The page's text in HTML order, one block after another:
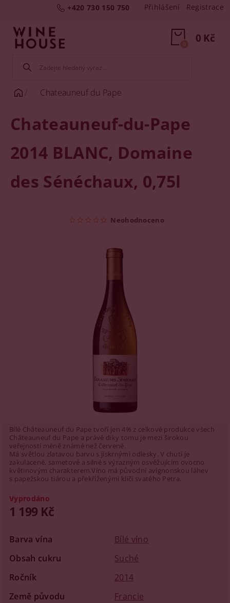
+420 730 150 750 Přihlášení Registrace
0 Kč
0
Chateauneuf du Pape
Chateauneuf-du-Pape
2014 BLANC, Domaine
des Sénéchaux, 0,75l
Neohodnoceno
Bílé Châteauneuf du Pape tvoří jen 4% z celkové produkce všech
Châteauneuf du Pape a právě díky tomu je mezi širokou
veřejností méně známé než červené.
Má světlou zlatavou barvu s jiskrnými odlesky. V chuti je
zakulacené, sametové a silné s výrazným osvěžujícím ovocno
květinovým charakterem.Víno má původní avignonskou láhev
s papežskou tiárou a překříženými klíči svatého Petra.
Vyprodáno
1 199 Kč
Barva vína
Bílé víno
Obsah cukru
Suché
Ročník
2014
Země původu
Francie